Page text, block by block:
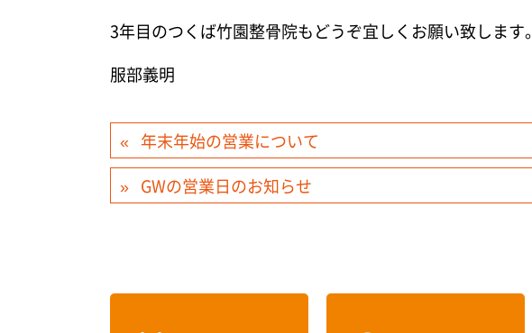
3年目のつくば竹園整骨院もどうぞ宜しくお願い致します。
服部義明
年末年始の営業について
GWの営業日のお知らせ